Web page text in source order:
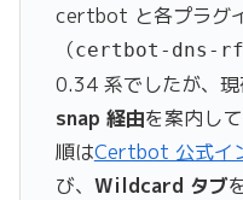
certbot と各プラグ
（certbot-dns-
0.34 系でしたが、
snap 経由を案内し
順はCertbot 公式イ
び、 Wildcard タブ